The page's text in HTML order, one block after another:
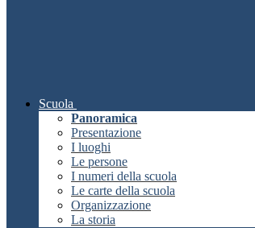
Scuola
Panoramica
Presentazione
I luoghi
Le persone
I numeri della scuola
Le carte della scuola
Organizzazione
La storia